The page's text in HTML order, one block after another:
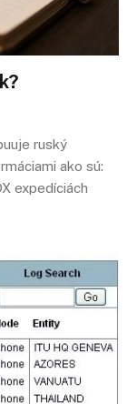
ruský
ako sú:
expedíciách